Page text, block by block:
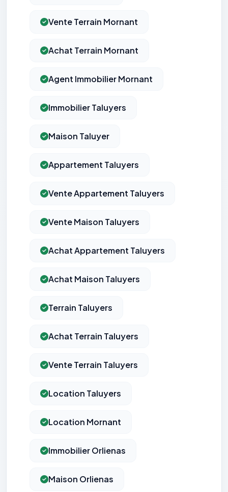
Vente Terrain Mornant
Achat Terrain Mornant
Agent Immobilier Mornant
Immobilier Taluyers
Maison Taluyer
Appartement Taluyers
Vente Appartement Taluyers
Vente Maison Taluyers
Achat Appartement Taluyers
Achat Maison Taluyers
Terrain Taluyers
Achat Terrain Taluyers
Vente Terrain Taluyers
Location Taluyers
Location Mornant
Immobilier Orlienas
Maison Orlienas